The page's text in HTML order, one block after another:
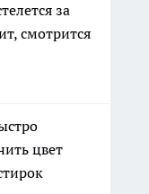
за
смотрится
цвет